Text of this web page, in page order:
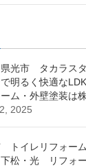
光市 タカラス
明るく快適な
ム・外壁塗装は
2025
トイレリフォー
松・光 リフォ